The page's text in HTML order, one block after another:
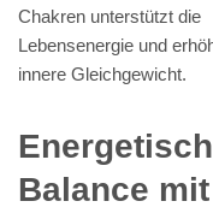
Chakren unterstützt die
Lebensenergie und
innere Gleichgewicht.
Balance mit